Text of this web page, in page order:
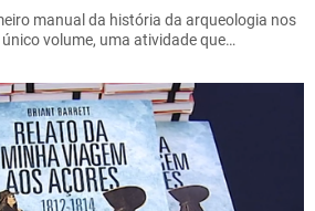
manual da história da arqueologia nos
volume, uma atividade que…